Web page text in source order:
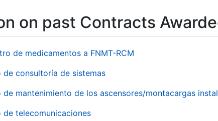
on past Contracts
de medicamentos a FNMT-RCM
de consultoría de sistemas
de mantenimiento de los ascensores/montacargas
de telecomunicaciones